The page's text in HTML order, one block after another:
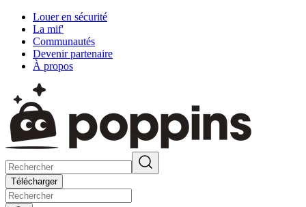
Louer en sécurité
La mif'
Communautés
Devenir partenaire
À propos
Télécharger